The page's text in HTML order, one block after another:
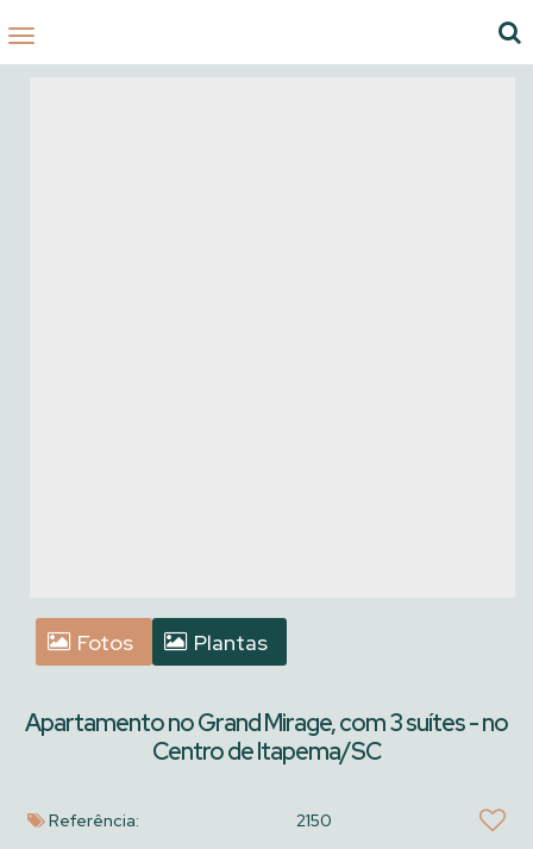
Fotos Plantas
Apartamento no Grand Mirage, com 3 suítes - no
Centro de Itapema/SC
Referência:
2150